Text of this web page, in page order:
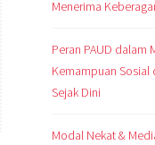
Menerima
Peran PAUD dalam
Kemampuan Sosial
Sejak Dini
Modal Nekat &